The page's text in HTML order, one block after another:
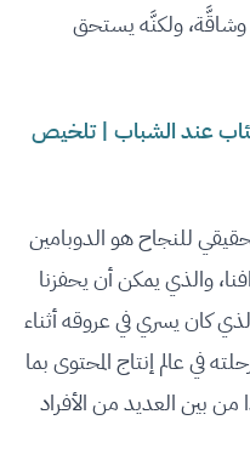
ولكنَّه يستحق
عند الشباب | تلخيص
للنجاح هو الدوبامين
والذي يمكن أن يحفزنا
كان يسري في عروقه أثناء
في عالم إنتاج المحتوى بما
بين العديد من الأفراد